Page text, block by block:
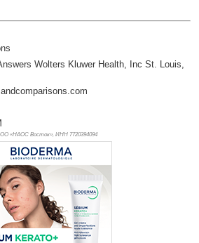
Wolters Kluwer Health, Inc St. Louis,
«НАОС Восток», ИНН 7720394094